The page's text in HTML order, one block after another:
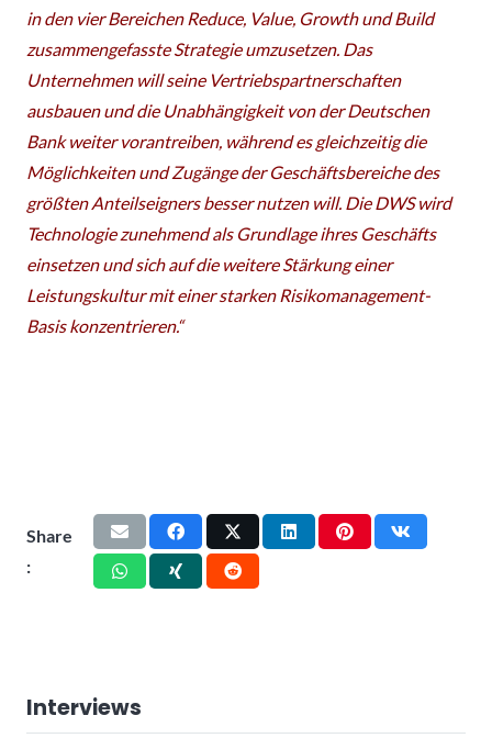
in den vier Bereichen Reduce, Value, Growth und Build
zusammengefasste Strategie umzusetzen. Das
Unternehmen will seine Vertriebspartnerschaften
ausbauen und die Unabhängigkeit von der Deutschen
Bank weiter vorantreiben, während es gleichzeitig die
Möglichkeiten und Zugänge der Geschäftsbereiche des
größten Anteilseigners besser nutzen will. Die DWS wird
Technologie zunehmend als Grundlage ihres Geschäfts
einsetzen und sich auf die weitere Stärkung einer
Leistungskultur mit einer starken Risikomanagement-
Basis konzentrieren.“
Share
:
Interviews